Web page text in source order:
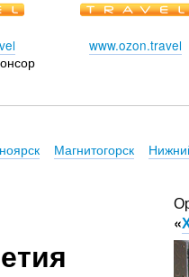
www.ozon.travel
Магнитогорск
«